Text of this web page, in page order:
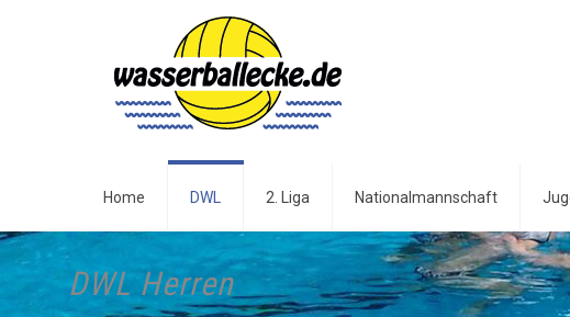
Home DWL 2. Liga Nationalmannschaft
DWL Herren